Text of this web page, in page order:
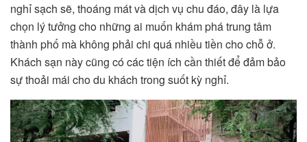
nghỉ sạch sẽ, thoáng mát và dịch vụ chu đáo, đây là lựa
chọn lý tưởng cho những ai muốn khám phá trung tâm
thành phố mà không phải chi quá nhiều tiền cho chỗ ở.
Khách sạn này cũng có các tiện ích cần thiết để đảm bảo
sự thoải mái cho du khách trong suốt kỳ nghỉ.